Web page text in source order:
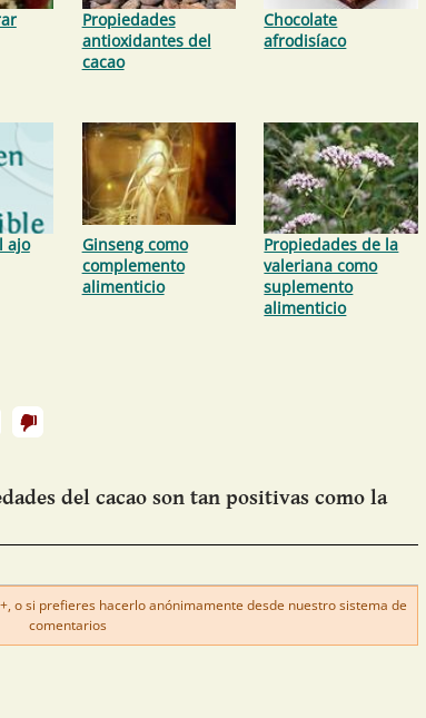
Propiedades
antioxidantes del
cacao
Chocolate
afrodisíaco
ajo
Ginseng como
complemento
alimenticio
Propiedades de la
valeriana como
suplemento
alimenticio
del cacao son tan positivas como la
o si prefieres hacerlo anónimamente desde nuestro sistema de
comentarios